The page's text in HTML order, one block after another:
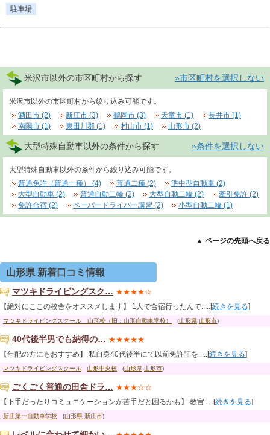
駐車場
米沢市以外の市区町村から探す »市区町村を選択しない
米沢市以外の市区町村から絞り込み可能です。
酒田市 (2)
新庄市 (3) 鶴岡市 (3) 天童市 (1)
長井市 (1)
南陽市 (1)
東田川郡 (1) 村山市 (1) 山形市 (2)
大型特殊自動車以外の条件から探す »条件を選択しない
大型特殊自動車以外の条件から絞り込み可能です。
普通免許（普通一種） (4)
普通二種 (2)
準中型自動車 (2)
大型自動車 (2)
普通自動二輪 (2) 大型自動二輪 (2)
牽引免許 (2)
免許合宿 (2)
ペーパードライバー講習 (2) 小型自動二輪 (1)
▲ ページの先頭へ戻る
山形県 新着口コミ情報
マツキドライビングスク… ★★★★☆
【絶対にここの校舎をオススメします】 1人で合宿行ったんで.....[続きを見る]
マツキドライビングスクール 山形校（旧：山形自動車学校） (山形県 山形市)
40代後半男でも納得の… ★★★★★
【年配の方にもおすすめ】 私自身40代後半にて以前免許証を.....[続きを見る]
マツキドライビングスクール 山形中央校 (山形県 山形市)
ごくごく普通の田舎ドラ… ★★★☆☆
【下手だったりコミュニケーションが苦手だと困るかも】 教官.....[続きを見る]
新庄第一自動車学校 (山形県 新庄市)